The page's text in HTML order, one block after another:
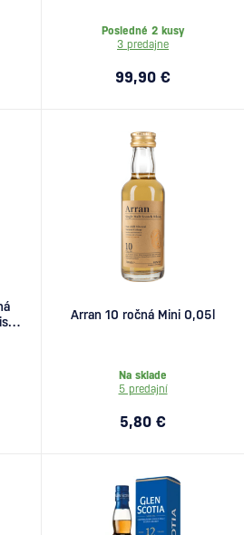
Posledné 2 kusy
3 predajne
99,90 €
Arran 10 ročná Mini 0,05l
Na sklade
5 predajní
5,80 €